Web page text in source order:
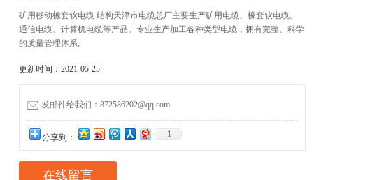
矿用移动橡套软电缆 结构天津市电缆总厂主要生产矿用电缆、橡套软电缆、
通信电缆、计算机电缆等产品。专业生产加工各种类型电缆，拥有完整、科学
的质量管理体系。
更新时间：2021-05-25
发邮件给我们：872586202@qq.com
分享到： 1
在线留言